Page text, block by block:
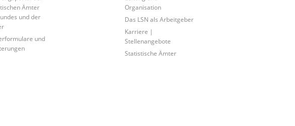
Ämter
und der
und
Organisation
Das LSN als Arbeitgeber
Karriere |
Stellenangebote
Statistische Ämter